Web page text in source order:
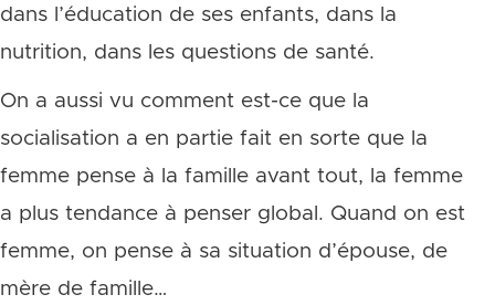
dans l’éducation de ses enfants, dans la
nutrition, dans les questions de santé.
On a aussi vu comment est-ce que la
socialisation a en partie fait en sorte que la
femme pense à la famille avant tout, la femme
a plus tendance à penser global. Quand on est
femme, on pense à sa situation d’épouse, de
mère de famille…